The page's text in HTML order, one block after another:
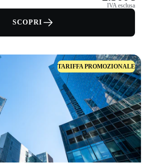
IVA esclusa
SCOPRI
TARIFFA PROMOZIONALE